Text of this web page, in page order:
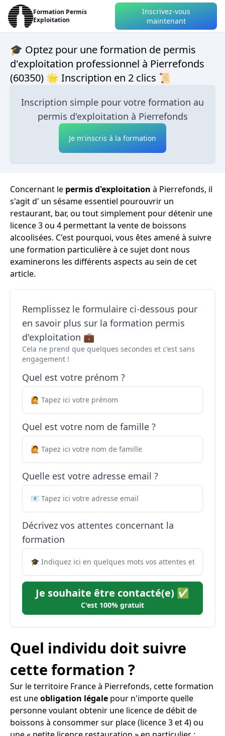
Formation Permis
Exploitation
Inscrivez-vous
maintenant
🎓 Optez pour une formation de permis
d'exploitation professionnel à Pierrefonds
(60350) 🌟 Inscription en 2 clics 📜
Inscription simple pour votre formation au
permis d'exploitation à Pierrefonds
Je m'inscris à la formation
Concernant le permis d'exploitation à Pierrefonds, il
s'agit d' un sésame essentiel pourouvrir un
restaurant, bar, ou tout simplement pour détenir une
licence 3 ou 4 permettant la vente de boissons
alcoolisées. C'est pourquoi, vous êtes amené à suivre
une formation particulière à ce sujet dont nous
examinerons les différents aspects au sein de cet
article.
Remplissez le formulaire ci-dessous pour
en savoir plus sur la formation permis
d'exploitation 💼
Cela ne prend que quelques secondes et c'est sans
engagement !
Quel est votre prénom ?
Quel est votre nom de famille ?
Quelle est votre adresse email ?
Décrivez vos attentes concernant la
formation
Je souhaite être contacté(e) ✅
C'est 100% gratuit
Quel individu doit suivre
cette formation ?
Sur le territoire France à Pierrefonds, cette formation
est uneobligation légale pour n'importe quelle
personne voulant obtenir une licence de débit de
boissons à consommer sur place (licence 3 et 4) ou